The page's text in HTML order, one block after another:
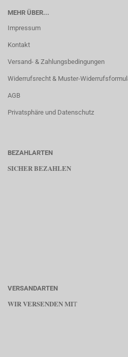
MEHR ÜBER...
Impressum
Kontakt
Versand- & Zahlungsbedingungen
Widerrufsrecht & Muster-
AGB
Privatsphäre und Datenschutz
BEZAHLARTEN
SICHER BEZAHLEN
VERSANDARTEN
WIR VERSENDEN MIT